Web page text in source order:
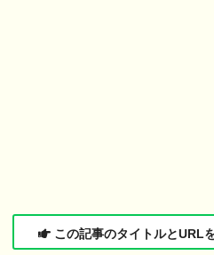
この記事のタイトルとURL